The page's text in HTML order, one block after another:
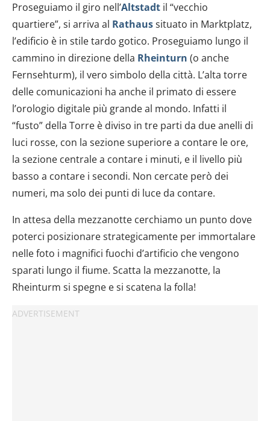
Proseguiamo il giro nell’Altstadt il “vecchio
quartiere”, si arriva al Rathaussituato in Marktplatz,
l’edificio è in stile tardo gotico. Proseguiamo lungo il
cammino in direzione della Rheinturn (o anche
Fernsehturm), il vero simbolo della città. L’alta torre
delle comunicazioni ha anche il primato di essere
l’orologio digitale più grande al mondo. Infatti il
“fusto” della Torre è diviso in tre parti da due anelli di
luci rosse, con la sezione superiore a contare le ore,
la sezione centrale a contare i minuti, e il livello più
basso a contare i secondi. Non cercate però dei
numeri, ma solo dei punti di luce da contare.
In attesa della mezzanotte cerchiamo un punto dove
poterci posizionare strategicamente per immortalare
nelle foto i magnifici fuochi d’artificio che vengono
sparati lungo il fiume. Scatta la mezzanotte, la
Rheinturm si spegne e si scatena la folla!